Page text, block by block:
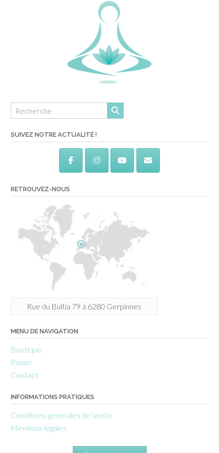
SUIVEZ NOTRE ACTUALITÉ !
RETROUVEZ-NOUS
Rue du Bultia 79 à 6280 Gerpinnes
MENU DE NAVIGATION
Boutique
Panier
Contact
INFORMATIONS PRATIQUES
Conditions générales de Vente
Mentions légales